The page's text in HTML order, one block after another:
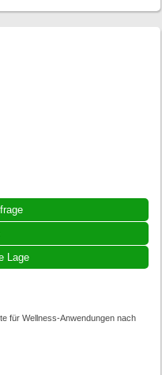
Lage
für Wellness-Anwendungen nach